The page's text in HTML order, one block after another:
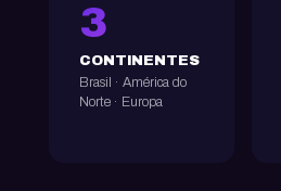
3
CONTINENTES
Brasil · América do
Norte · Europa